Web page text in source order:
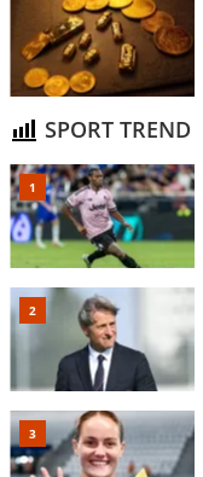
SPORT TREND